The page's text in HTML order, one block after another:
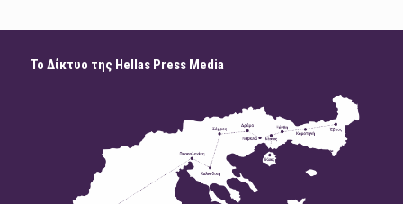
Το Δίκτυο της Hellas Press Media